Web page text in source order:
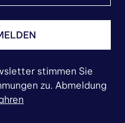
stimmen Sie
zu. Abmeldung